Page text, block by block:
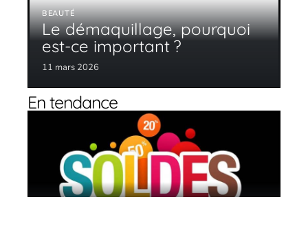
BEAUTÉ
Le démaquillage, pourquoi
est-ce important ?
11 mars 2026
En tendance
3 idées pour bien profiter des soldes